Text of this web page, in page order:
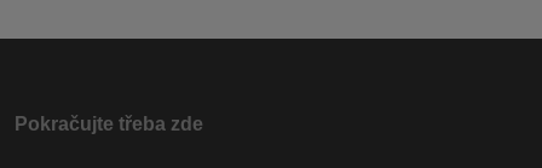
odeslat.
Pokračujte třeba zde